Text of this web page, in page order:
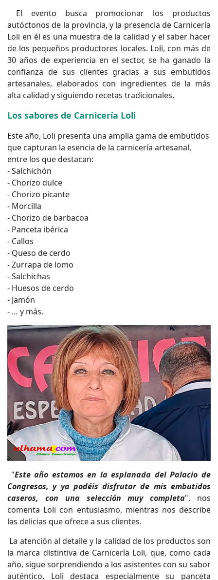
El evento busca promocionar los productos
autóctonos de la provincia, y la presencia de Carnicería
Loli en él es una muestra de la calidad y el saber hacer
de los pequeños productores locales. Loli, con más de
30 años de experiencia en el sector, se ha ganado la
confianza de sus clientes gracias a sus embutidos
artesanales, elaborados con ingredientes de la más
alta calidad y siguiendo recetas tradicionales.
Los sabores de Carnicería Loli
Este año, Loli presenta una amplia gama de embutidos
que capturan la esencia de la carnicería artesanal,
entre los que destacan:
- Salchichón
- Chorizo dulce
- Chorizo picante
- Morcilla
- Chorizo de barbacoa
- Panceta ibérica
- Callos
- Queso de cerdo
- Zurrapa de lomo
- Salchichas
- Huesos de cerdo
- Jamón
- … y más.
"Este año estamos en la esplanada del Palacio de
Congresos, y ya podéis disfrutar de mis embutidos
caseros, con una selección muy completa", nos
comenta Loli con entusiasmo, mientras nos describe
las delicias que ofrece a sus clientes.
La atención al detalle y la calidad de los productos son
la marca distintiva de Carnicería Loli, que, como cada
año, sigue sorprendiendo a los asistentes con su sabor
auténtico. Loli destaca especialmente su panceta